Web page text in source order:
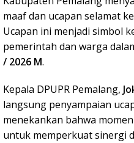
maaf dan ucapan selamat
Ucapan ini menjadi simbol
pemerintah dan warga
/ 2026 M.
Kepala DPUPR Pemalang,
langsung penyampaian
menekankan bahwa
untuk memperkuat sinergi